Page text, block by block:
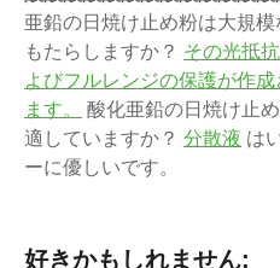
亜鉛の日焼け止め粉は大規
もたらしますか？ その光抵
よびフルレンジの保護が作
ます。
酸化亜鉛の日焼け止
適していますか？ 分散液 は
ーに優しいです。
好きかもしれません: